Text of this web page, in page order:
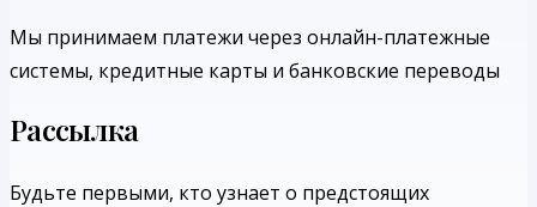
Мы принимаем платежи через онлайн-платежные
системы, кредитные карты и банковские переводы
Рассылка
Будьте первыми, кто узнает о предстоящих